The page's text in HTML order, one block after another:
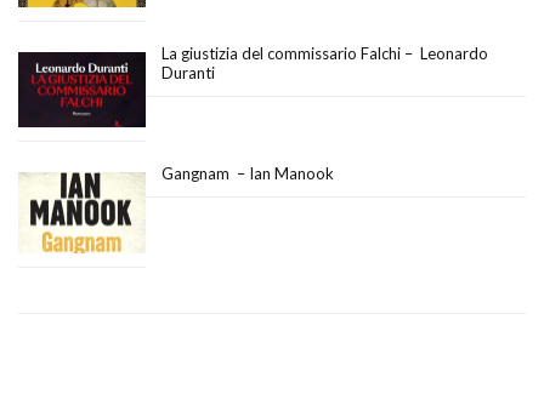
La giustizia del commissario Falchi – Leonardo
Duranti
Gangnam – Ian Manook